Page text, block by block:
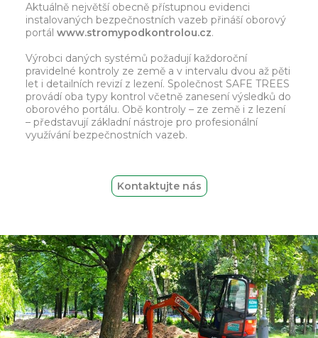
Aktuálně největší obecně přístupnou evidenci
instalovaných bezpečnostních vazeb přináší oborový
portál www.stromypodkontrolou.cz.
Výrobci daných systémů požadují každoroční
pravidelné kontroly ze země a v intervalu dvou až pěti
let i detailních revizí z lezení. Společnost SAFE TREES
provádí oba typy kontrol včetně zanesení výsledků do
oborového portálu. Obě kontroly – ze země i z lezení
– představují základní nástroje pro profesionální
využívání bezpečnostních vazeb.
Kontaktujte nás